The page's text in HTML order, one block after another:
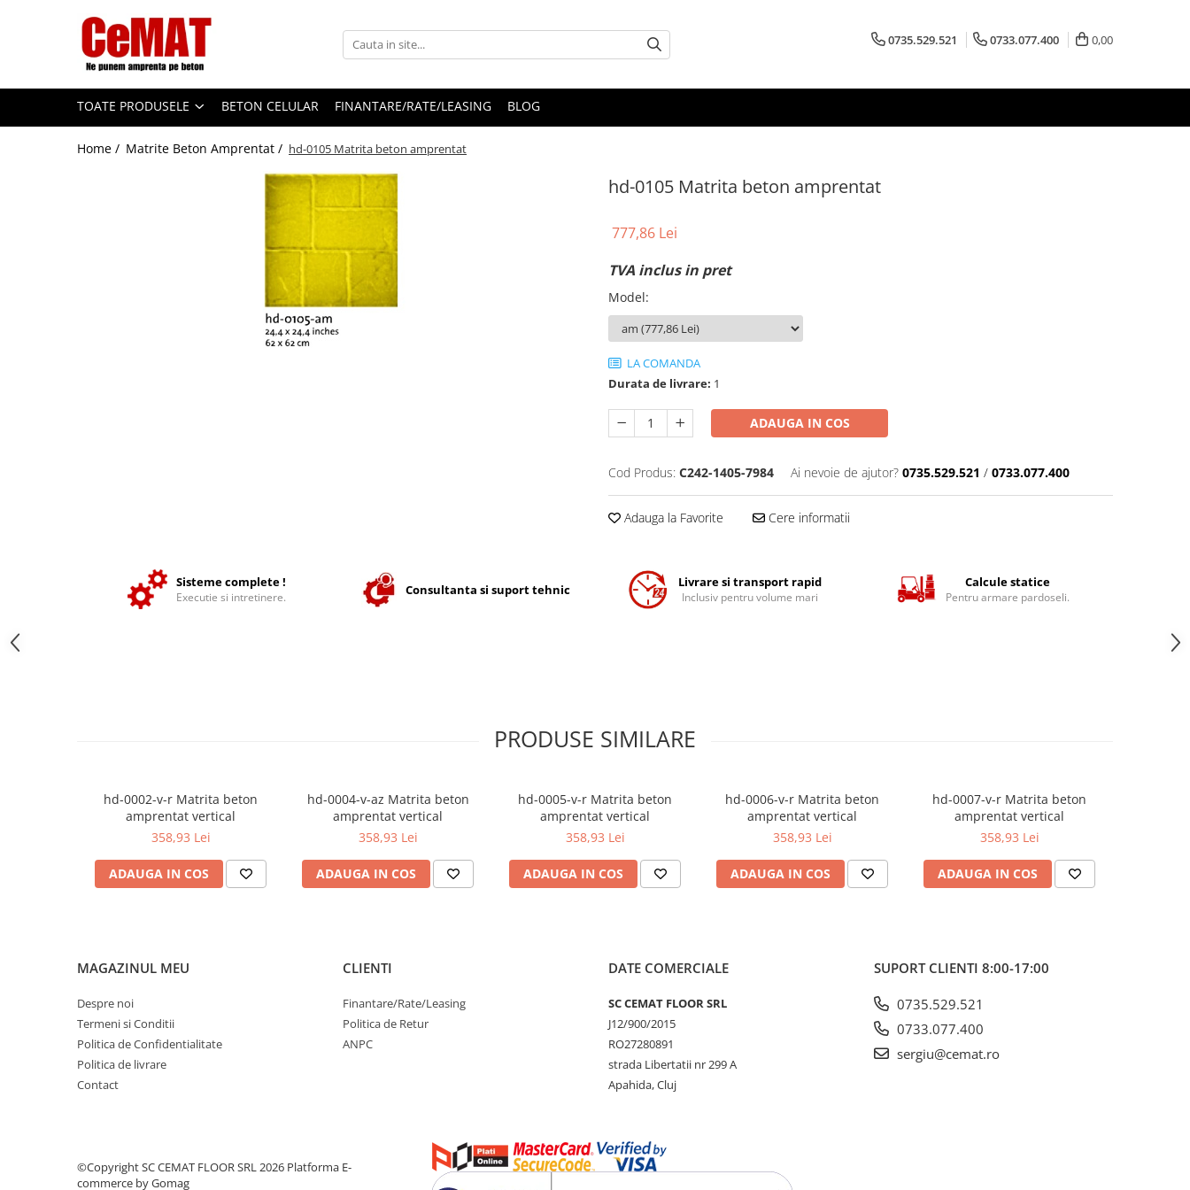
Toate Produsele
Matrite Beton Amprentat
Set complet finisat beton
Finisoare/lipe/unelte beton
Finisoare beton/accesorii
Covor de piatra cu rasina
0735.529.521 0733.077.400 0,00
TOATE PRODUSELE BETON CELULAR FINANTARE/RATE/LEASING BLOG
Home / Matrite Beton Amprentat / hd-0105 Matrita beton amprentat
hd-0105 Matrita beton amprentat
777,86 Lei
TVA inclus in pret
Model:
LA COMANDA
Durata de livrare: 1
ADAUGA IN COS
Cod Produs: C242-1405-7984 Ai nevoie de ajutor? 0735.529.521 / 0733.077.400
Adauga la Favorite Cere informatii
Sisteme complete !
Executie si intretinere. Consultanta si suport tehnic Livrare si transport rapid
Inclusiv pentru volume mari
Calcule statice
Pentru armare pardoseli.
PRODUSE SIMILARE
hd-0002-v-r Matrita beton
amprentat vertical
358,93 Lei
ADAUGA IN COS
hd-0004-v-az Matrita beton
amprentat vertical
358,93 Lei
ADAUGA IN COS
hd-0005-v-r Matrita beton
amprentat vertical
358,93 Lei
ADAUGA IN COS
hd-0006-v-r Matrita beton
amprentat vertical
358,93 Lei
ADAUGA IN COS
hd-0007-v-r Matrita beton
amprentat vertical
358,93 Lei
ADAUGA IN COS
MAGAZINUL MEU
Despre noi
Termeni si Conditii
Politica de Confidentialitate
Politica de livrare
Contact
CLIENTI
Finantare/Rate/Leasing
Politica de Retur
ANPC
DATE COMERCIALE
SC CEMAT FLOOR SRL
J12/900/2015
RO27280891
strada Libertatii nr 299 A
Apahida, Cluj
SUPORT CLIENTI 8:00-17:00
0735.529.521
0733.077.400
sergiu@cemat.ro
©Copyright SC CEMAT FLOOR SRL 2026 Platforma E-
commerce by Gomag